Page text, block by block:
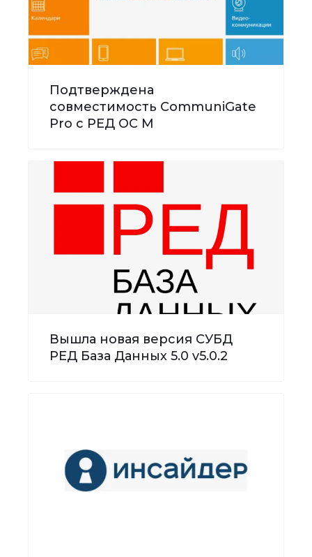
Подтверждена
совместимость CommuniGate
Pro с РЕД ОС М
Вышла новая версия СУБД
РЕД База Данных 5.0 v5.0.2